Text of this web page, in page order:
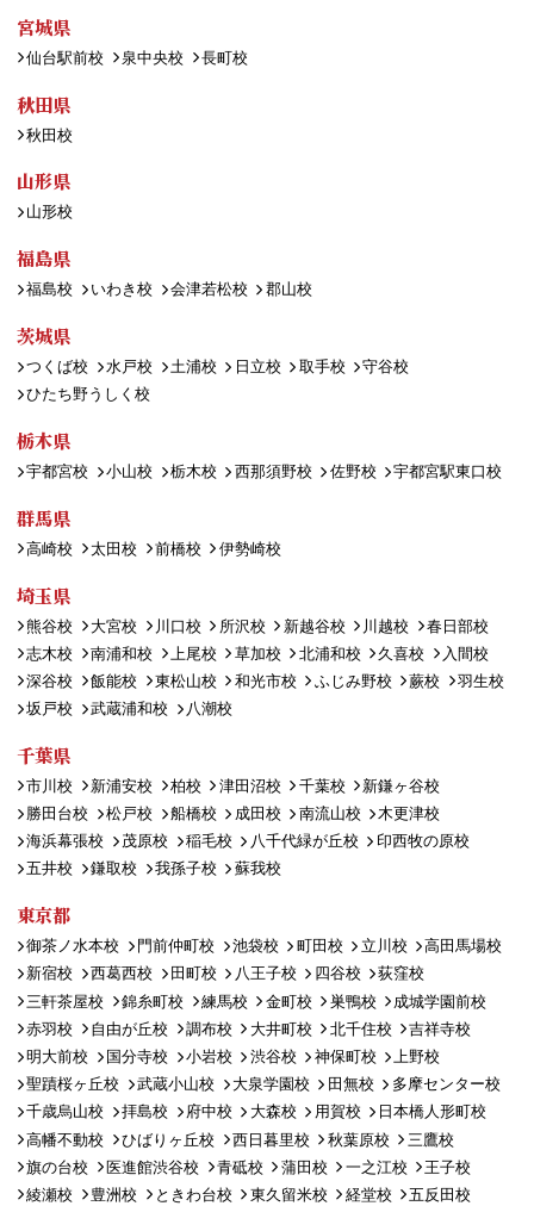
宮城県
仙台駅前校 泉中央校 長町校
秋田県
秋田校
山形県
山形校
福島県
福島校 いわき校 会津若松校 郡山校
茨城県
つくば校 水戸校 土浦校 日立校 取手校
守谷校
ひたち野うしく校
栃木県
宇都宮校 小山校 栃木校 西那須野校 佐野校 宇都宮駅東口校
群馬県
高崎校 太田校 前橋校 伊勢崎校
埼玉県
熊谷校 大宮校 川口校 所沢校 新越谷校 川越校
春日部校
志木校
南浦和校 上尾校 草加校 北浦和校 久喜校
入間校
深谷校
飯能校 東松山校 和光市校 ふじみ野校 蕨校
羽生校
坂戸校
武蔵浦和校 八潮校
千葉県
市川校 新浦安校 柏校 津田沼校 千葉校
新鎌ヶ谷校
勝田台校
松戸校 船橋校 成田校 南流山校
木更津校
海浜幕張校
茂原校 稲毛校 八千代緑が丘校
印西牧の原校
五井校
鎌取校 我孫子校 蘇我校
東京都
御茶ノ水本校 門前仲町校 池袋校 町田校 立川校
高田馬場校
新宿校
西葛西校 田町校 八王子校 四谷校
荻窪校
三軒茶屋校
錦糸町校 練馬校 金町校 巣鴨校
成城学園前校
赤羽校
自由が丘校 調布校 大井町校 北千住校
吉祥寺校
明大前校
国分寺校 小岩校 渋谷校 神保町校
上野校
聖蹟桜ヶ丘校
武蔵小山校 大泉学園校 田無校
多摩センター校
千歳烏山校
拝島校 府中校 大森校 用賀校
日本橋人形町校
高幡不動校
ひばりヶ丘校 西日暮里校 秋葉原校
三鷹校
旗の台校
医進館渋谷校 青砥校 蒲田校 一之江校
王子校
綾瀬校
豊洲校 ときわ台校 東久留米校 経堂校 五反田校